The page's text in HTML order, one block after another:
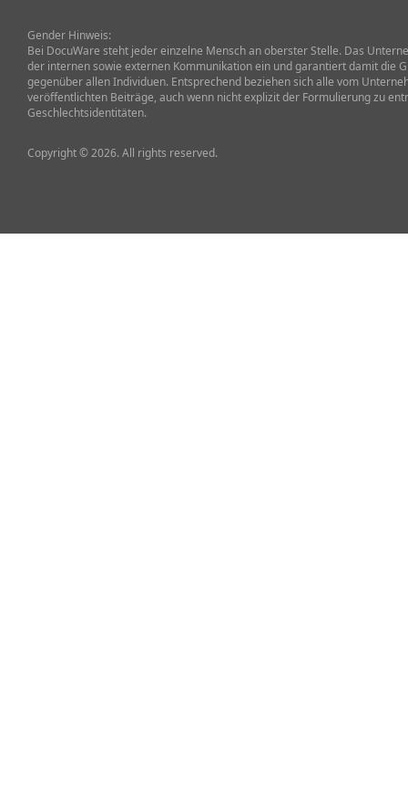
Gender Hinweis:
Bei DocuWare steht jeder einzelne Mensch an oberster Stelle. Das
der internen sowie externen Kommunikation ein und garantiert damit die
gegenüber allen Individuen. Entsprechend beziehen sich alle vom
veröffentlichten Beiträge, auch wenn nicht explizit der Formulierung zu
Geschlechtsidentitäten.
Copyright © 2026. All rights reserved.